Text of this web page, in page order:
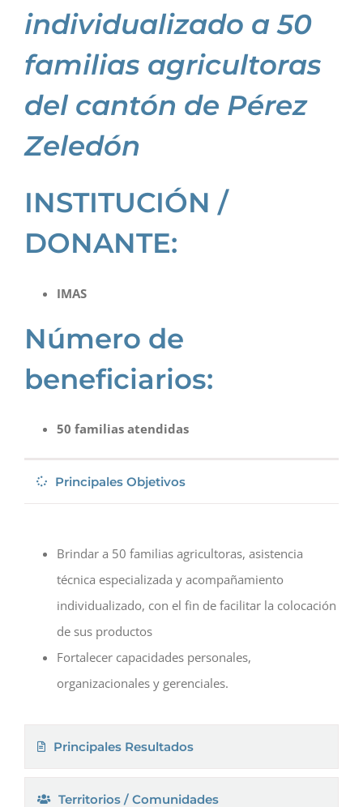
individualizado a 50
familias agricultoras
del cantón de Pérez
Zeledón
INSTITUCIÓN /
DONANTE:
IMAS
Número de
beneficiarios:
50 familias atendidas
Principales Objetivos
Brindar a 50 familias agricultoras, asistencia
técnica especializada y acompañamiento
individualizado, con el fin de facilitar la colocación
de sus productos
Fortalecer capacidades personales,
organizacionales y gerenciales.
Principales Resultados
Territorios / Comunidades